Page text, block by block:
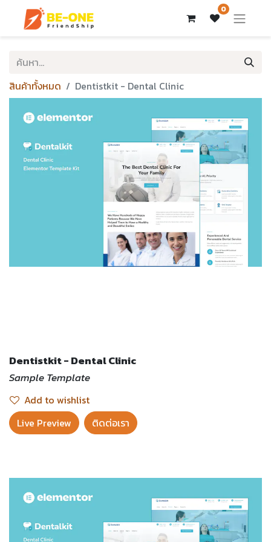
0
สินค้าทั้งหมด Dentistkit - Dental Clinic
Dentistkit - Dental Clinic
Sample Template
Add to wishlist
Live Preview​
ติดต่อเรา